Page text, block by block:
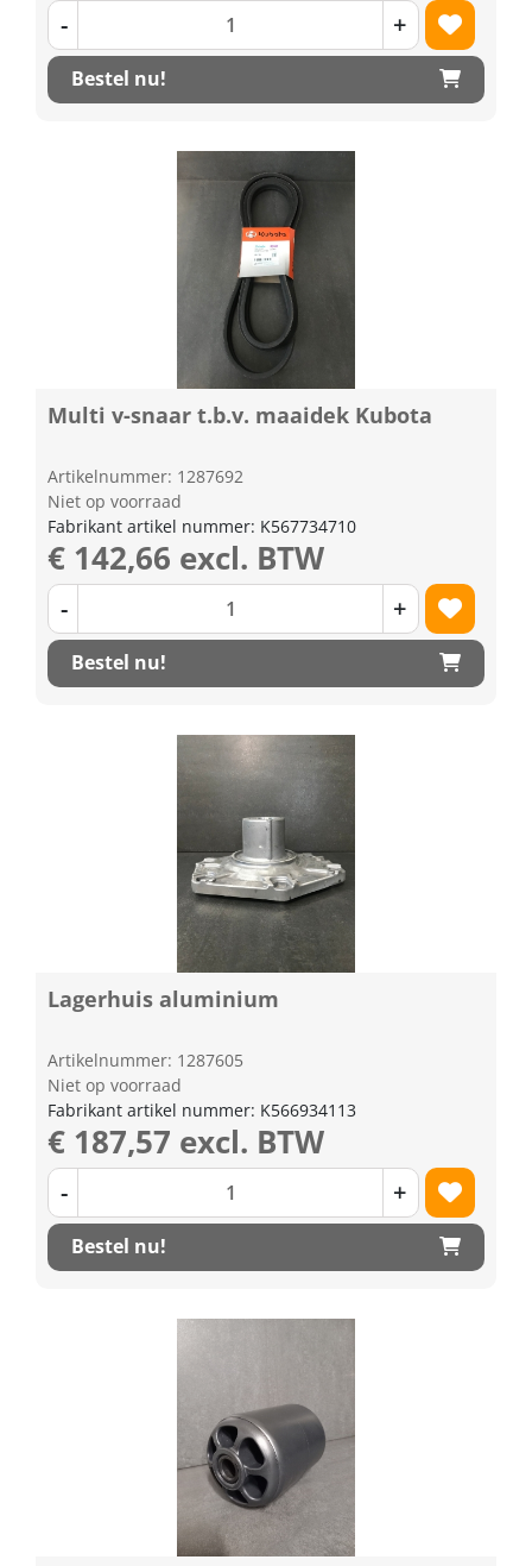
- +
Bestel nu!
Multi v-snaar t.b.v. maaidek Kubota
Artikelnummer: 1287692
Niet op voorraad
Fabrikant artikel nummer: K567734710
€ 142,66 excl. BTW
- +
Bestel nu!
Lagerhuis aluminium
Artikelnummer: 1287605
Niet op voorraad
Fabrikant artikel nummer: K566934113
€ 187,57 excl. BTW
- +
Bestel nu!